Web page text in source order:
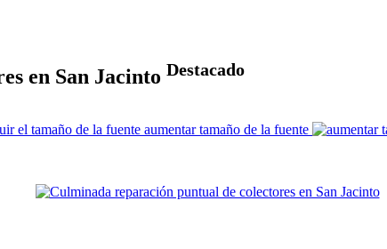
en San Jacinto Destacado
aumentar tamaño de la fuente